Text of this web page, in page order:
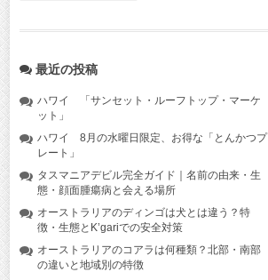
最近の投稿
ハワイ 「サンセット・ルーフトップ・マーケ
ット」
ハワイ 8月の水曜日限定、お得な「とんかつプ
レート」
タスマニアデビル完全ガイド｜名前の由来・生
態・顔面腫瘍病と会える場所
オーストラリアのディンゴは犬とは違う？特
徴・生態とK’gariでの安全対策
オーストラリアのコアラは何種類？北部・南部
の違いと地域別の特徴